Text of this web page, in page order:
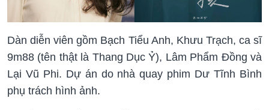
Dàn diễn viên gồm Bạch Tiểu Anh, Khưu Trạch, ca sĩ
9m88 (tên thật là Thang Dục Ỷ), Lâm Phẩm Đồng và
Lại Vũ Phi. Dự án do nhà quay phim Dư Tĩnh Bình
phụ trách hình ảnh.